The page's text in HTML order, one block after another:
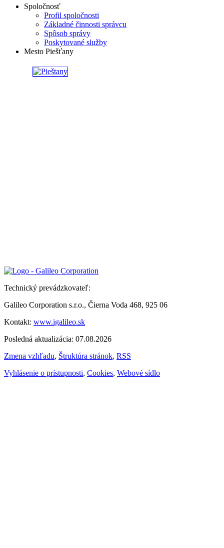
Spoločnosť
Profil spoločnosti
Základné činnosti správcu
Spôsob správy
Poskytované služby
Mesto Piešťany
Technický prevádzkovateľ:
Galileo Corporation s.r.o., Čierna Voda 468, 925 06
Kontakt: www.igalileo.sk
Posledná aktualizácia: 07.08.2026
Zmena vzhľadu, Štruktúra stránok, RSS
Vyhlásenie o prístupnosti, Cookies, Webové sídlo